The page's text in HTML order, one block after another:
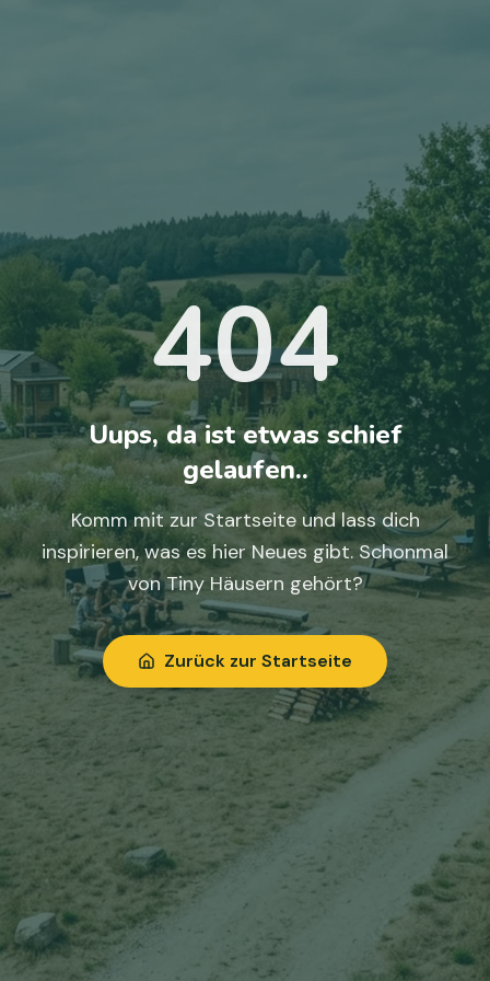
404
Uups, da ist etwas schief
gelaufen..
Komm mit zur Startseite und lass dich
inspirieren, was es hier Neues gibt. Schonmal
von Tiny Häusern gehört?
Zurück zur Startseite